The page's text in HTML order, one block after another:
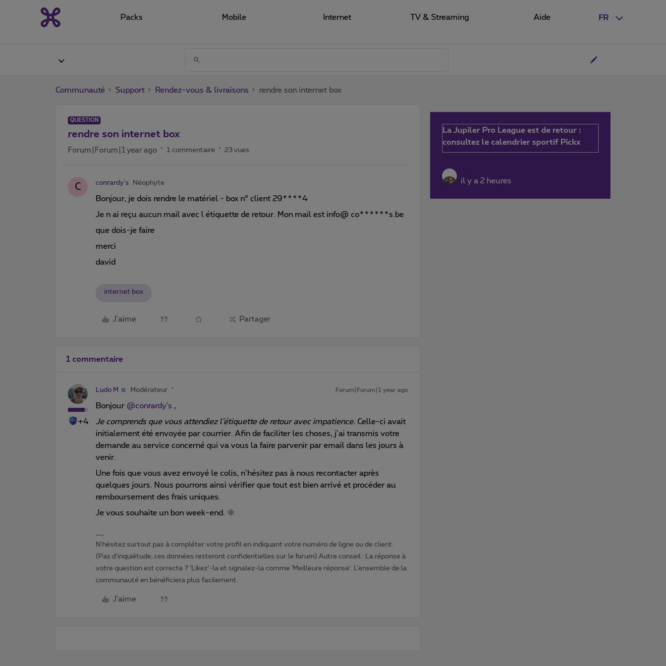
FR
Packs Mobile Internet TV & Streaming Aide
Communauté Support Rendez-vous & livraisons rendre son internet box
QUESTION
rendre son internet box
Forum|Forum|1 year ago 1 commentaire 23 vues
C conrardy's Néophyte
Bonjour, je dois rendre le matériel - box n° client 29****4
Je n ai reçu aucun mail avec l étiquette de retour. Mon mail est info@ co******s.be
que dois-je faire
merci
david
internet box
J'aime Partager
1 commentaire
+4
Ludo M Modérateur Forum|Forum|1 year ago
Bonjour ​ @conrardy's ,
Je comprends que vous attendiez l’étiquette de retour avec impatience. Celle-ci avait
initialement été envoyée par courrier. Afin de faciliter les choses, j’ai transmis votre
demande au service concerné qui va vous la faire parvenir par email dans les jours à
venir.
Une fois que vous avez envoyé le colis, n’hésitez pas à nous recontacter après
quelques jours. Nous pourrons ainsi vérifier que tout est bien arrivé et procéder au
remboursement des frais uniques.
Je vous souhaite un bon week-end. 🌞
N'hésitez surtout pas à compléter votre profil en indiquant votre numéro de ligne ou de client.
(Pas d'inquiétude, ces données resteront confidentielles sur le forum) Autre conseil : La réponse à
votre question est correcte ? ‘Likez’-la et signalez-la comme ‘Meilleure réponse’. L’ensemble de la
communauté en bénéficiera plus facilement.
J'aime
La Jupiler Pro League est de retour :
consultez le calendrier sportif Pickx
il y a 2 heures